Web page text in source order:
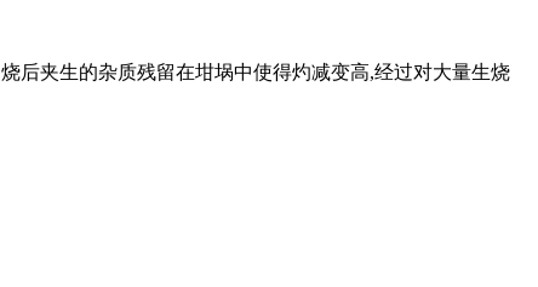
后夹生的杂质残留在坩埚中使得灼减变高,经过对大量生烧